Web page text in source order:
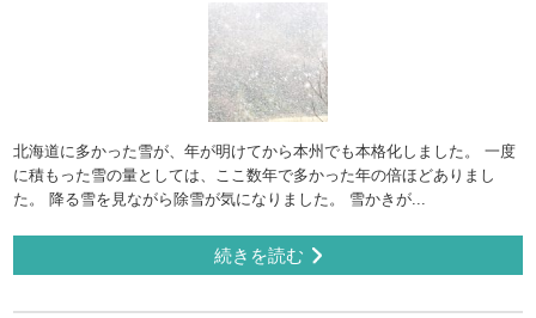
北海道に多かった雪が、年が明けてから本州でも本格化しました。 一度
に積もった雪の量としては、ここ数年で多かった年の倍ほどありまし
た。 降る雪を見ながら除雪が気になりました。 雪かきが...
続きを読む